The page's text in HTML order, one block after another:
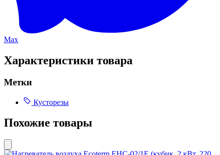
Max
Характеристики товара
Метки
Кусторезы
Похожие товары